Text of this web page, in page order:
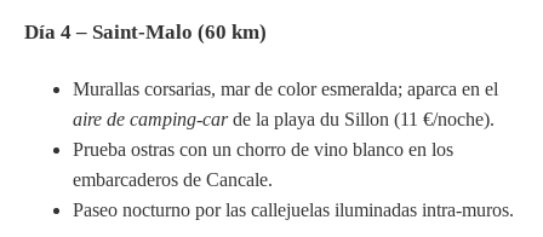
Día 4 – Saint-Malo (60 km)
Murallas corsarias, mar de color esmeralda; aparca en el
aire de camping-carde la playa du Sillon (11 €/noche).
Prueba ostras con un chorro de vino blanco en los
embarcaderos de Cancale.
Paseo nocturno por las callejuelas iluminadas intra-muros.